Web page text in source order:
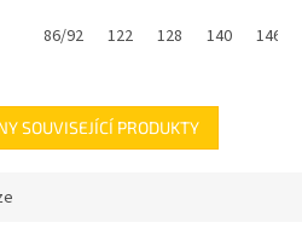
86/92 122 128 140 146
SOUVISEJÍCÍ PRODUKTY